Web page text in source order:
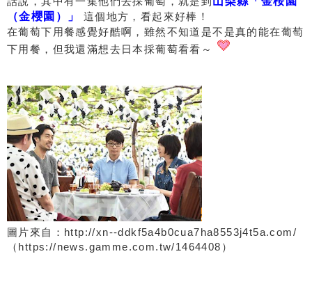
（金櫻園）」 這個地方，看起來好棒！
在葡萄下用餐感覺好酷啊，雖然不知道是不是真的能在葡萄
下用餐，但我還滿想去日本採葡萄看看～
圖片來自：http://xn--ddkf5a4b0cua7ha8553j4t5a.com/
（https://news.gamme.com.tw/1464408）